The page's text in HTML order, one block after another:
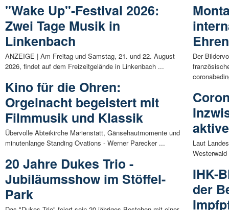
"Wake Up"-Festival 2026:
Zwei Tage Musik in
Linkenbach
ANZEIGE | Am Freitag und Samstag, 21. und 22. August
2026, findet auf dem Freizeitgelände in Linkenbach ...
Kino für die Ohren:
Orgelnacht begeistert mit
Filmmusik und Klassik
Übervolle Abteikirche Marienstatt, Gänsehautmomente und
minutenlange Standing Ovations - Werner Parecker ...
20 Jahre Dukes Trio -
Jubiläumsshow im Stöffel-
Park
Der
Laut
IHK-
der